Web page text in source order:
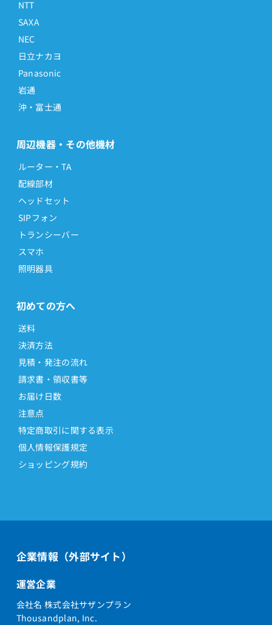
NTT
SAXA
NEC
日立ナカヨ
Panasonic
岩通
沖・富士通
周辺機器・その他機材
ルーター・TA
配線部材
ヘッドセット
SIPフォン
トランシーバー
スマホ
照明器具
初めての方へ
送料
決済方法
見積・発注の流れ
請求書・領収書等
お届け日数
注意点
特定商取引に関する表示
個人情報保護規定
ショッピング規約
企業情報（外部サイト）
運営企業
会社名 株式会社サザンプラン
Thousandplan, Inc.